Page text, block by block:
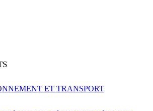
ET TRANSPORT